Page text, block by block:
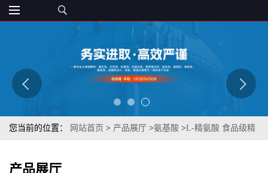
您当前的位置： 网站首页 > 产品展厅 >氨基酸 >L-精氨酸 食品级精
产品展厅